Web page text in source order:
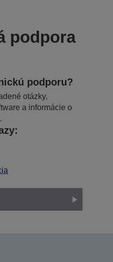
podpora
podporu?
otázky,
a informácie o